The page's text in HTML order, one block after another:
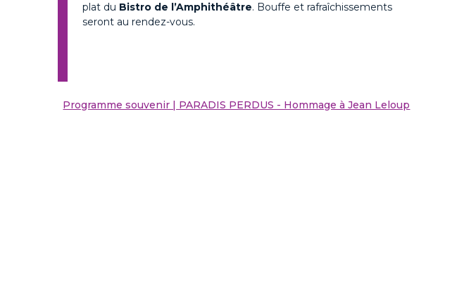
plat du Bistro de l’Amphithéâtre. Bouffe et rafraîchissements
seront au rendez-vous.
Programme souvenir | PARADIS PERDUS - Hommage à Jean Leloup